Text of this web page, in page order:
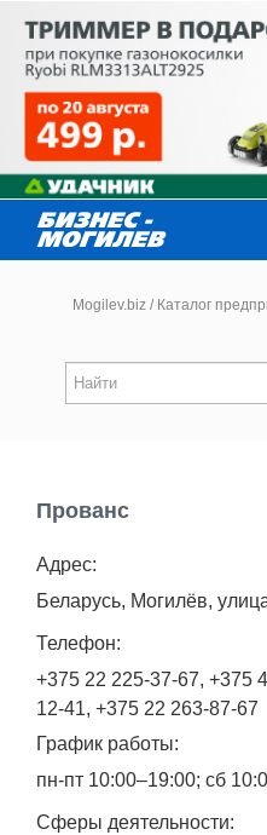
Новости компаний
Каталог
Работа
Объявления
Транспорт
Погода
Mogilev.biz / Каталог
Прованс
Адрес:
Беларусь, Могилёв,
Телефон:
+375 22 225-37-67, +375
12-41, +375 22 263-87-67
График работы:
пн-пт 10:00–19:00; сб
Сферы деятельности: